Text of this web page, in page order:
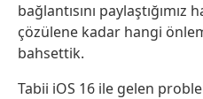
bağlantısını
çözülene kadar hangi
bahsettik.
Tabii iOS 16 ile gelen